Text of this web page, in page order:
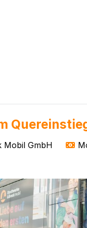
Mobil GmbH